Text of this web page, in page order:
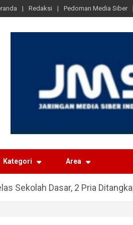
Redaksi Pedoman Media Siber
Kategori Area
Sekolah Dasar, 2 Pria